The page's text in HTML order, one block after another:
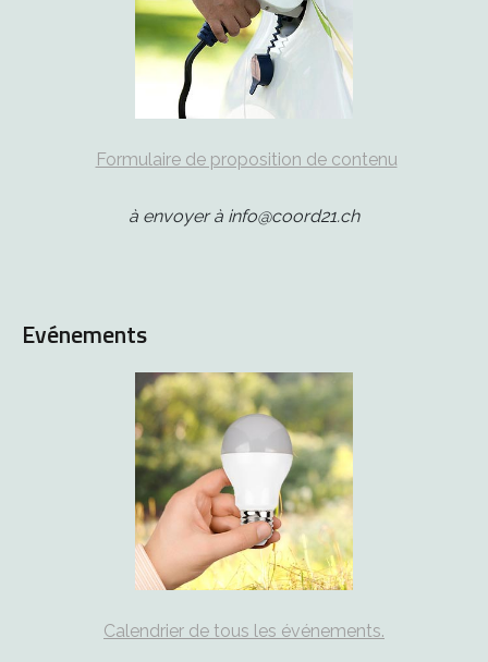
Formulaire de proposition de contenu
à envoyer à info@coord21.ch
Evénements
Calendrier de tous les événements.